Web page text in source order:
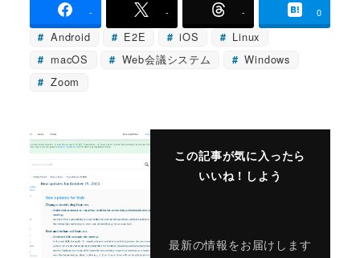
- - - 0
Android E2E iOS
Linux
macOS
Web会議システム
Windows
Zoom
この記事が気に入ったら
いいね！しよう
最新の情報をお届けします